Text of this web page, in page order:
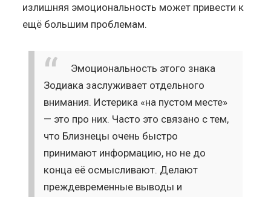
излишняя эмоциональность может привести к
ещё большим проблемам.
Эмоциональность этого знака
Зодиака заслуживает отдельного
внимания. Истерика «на пустом месте»
— это про них. Часто это связано с тем,
что Близнецы очень быстро
принимают информацию, но не до
конца её осмысливают. Делают
преждевременные выводы и